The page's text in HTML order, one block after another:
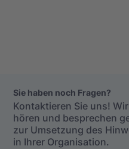
Sie haben noch Fragen?
Kontaktieren Sie uns!
hören und besprechen
zur Umsetzung des
in Ihrer Organisation.